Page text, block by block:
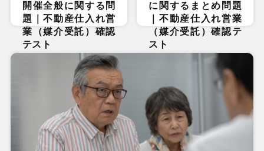
開催全般に関する問
題｜不動産仕入れ営
業（媒介受託）確認
テスト
に関するまとめ問題
｜不動産仕入れ営業
（媒介受託）確認テ
スト